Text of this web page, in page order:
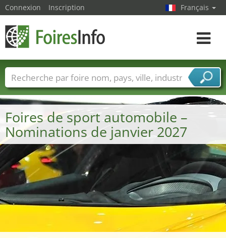
Foires de sport automobile –
Nominations de janvier 2027
Connexion Inscription Français
Toggle
Foire noms Pays Villes
Secteurs de foire
Secteurs du fournisseur de services